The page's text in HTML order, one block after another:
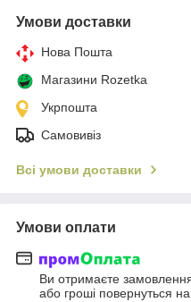
Умови доставки
Нова Пошта
Магазини Rozetka
Укрпошта
Самовивіз
Всі умови доставки
Умови оплати
Ви отримаєте
або гроші повернуться